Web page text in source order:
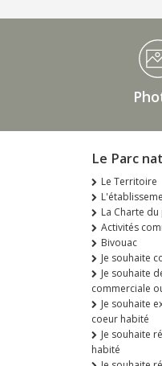
Médiathèque
Le Parc
Le Territoire
La Charte
Activités
Bivouac
Je souhaite
Je souhaite
commerciale
Je souhaite
coeur habité
Je souhaite
habité